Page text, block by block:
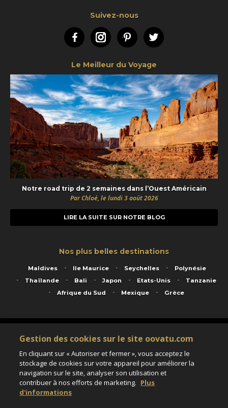
Suivez-nous
FacebookInstagramPinterestTwitter
Le Meilleur du Voyage
Notre road trip de 2 semaines dans l’Ouest Américain
Par Chloé, le lundi 3 août 2026
LIRE LA SUITE SUR NOTRE BLOG
Nos plus belles destinations
Maldives Ile Maurice Seychelles
Polynésie
Thaïlande
Bali Japon Etats-Unis
Tanzanie
Afrique du Sud
Mexique Grèce
Service animé par Nautil Voyages - 22 rue Georges Picquart 75017 Paris - S.A.S
au capital de 155 696 euros - RCS Paris B 423 671 973 - Code APE 7911Z
Matricule Atout France IM075100020 - Garantie financière Groupama - Agrément IATA
Assurance responsabilité civile et professionnelle HISCOX RCP0081066
Gestion des cookies sur le site oovatu.com
En cliquant sur « Autoriser et fermer », vous acceptez le
stockage de cookies sur votre appareil pour améliorer la
navigation sur le site, analyser son utilisation et
contribuer à nos efforts de marketing. Plus
d'informations